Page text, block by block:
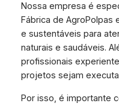
Nossa empresa é
Fábrica de
e sustentáveis para
naturais e saudáveis.
profissionais
projetos sejam
Por isso, é importante